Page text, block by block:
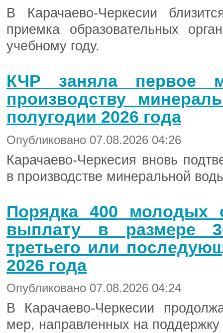
В Карачаево-Черкесии
приемка образовательных
учебному году.
КЧР заняла первое
производству
полугодии 2026 года
Опубликовано 07.08.2026 04:26
Карачаево-Черкесия вновь
в производстве минеральной
Порядка 400 молодых
выплату в размере
третьего или
2026 года
Опубликовано 07.08.2026 04:24
В Карачаево-Черкесии
мер, направленных на